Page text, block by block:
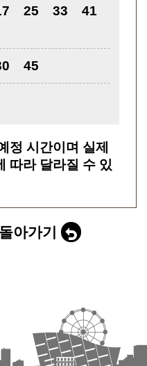
25 33
41
45
정 시간이며 실제
따라 달라질 수 있
아가기